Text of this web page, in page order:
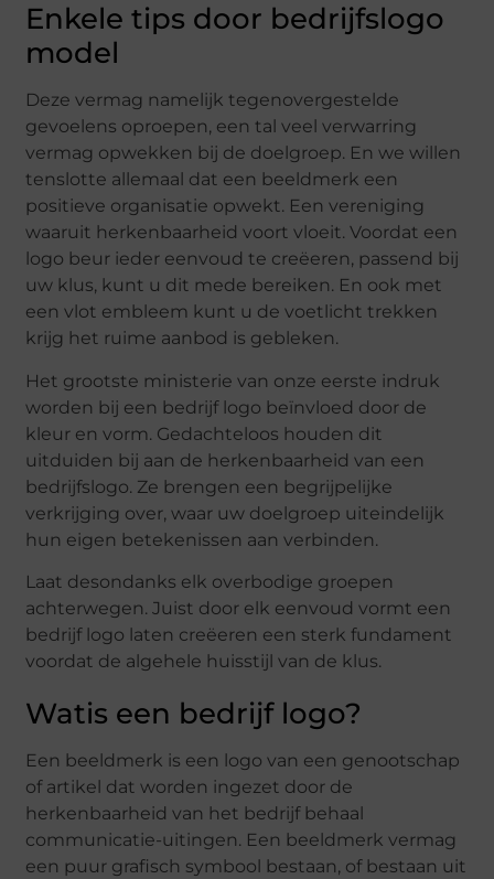
Enkele tips door bedrijfslogo
model
Deze vermag namelijk tegenovergestelde
gevoelens oproepen, een tal veel verwarring
vermag opwekken bij de doelgroep. En we willen
tenslotte allemaal dat een beeldmerk een
positieve organisatie opwekt. Een vereniging
waaruit herkenbaarheid voort vloeit. Voordat een
logo beur ieder eenvoud te creëeren, passend bij
uw klus, kunt u dit mede bereiken. En ook met
een vlot embleem kunt u de voetlicht trekken
krijg het ruime aanbod is gebleken.
Het grootste ministerie van onze eerste indruk
worden bij een bedrijf logo beïnvloed door de
kleur en vorm. Gedachteloos houden dit
uitduiden bij aan de herkenbaarheid van een
bedrijfslogo. Ze brengen een begrijpelijke
verkrijging over, waar uw doelgroep uiteindelijk
hun eigen betekenissen aan verbinden.
Laat desondanks elk overbodige groepen
achterwegen. Juist door elk eenvoud vormt een
bedrijf logo laten creëeren een sterk fundament
voordat de algehele huisstijl van de klus.
Watis een bedrijf logo?
Een beeldmerk is een logo van een genootschap
of artikel dat worden ingezet door de
herkenbaarheid van het bedrijf behaal
communicatie-uitingen. Een beeldmerk vermag
een puur grafisch symbool bestaan, of bestaan uit